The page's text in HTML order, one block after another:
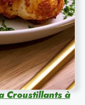
Croustillants à